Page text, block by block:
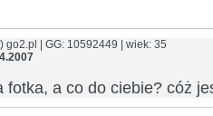
go2.pl | GG: 10592449 | wiek: 35
fotka, a co do ciebie? cóż